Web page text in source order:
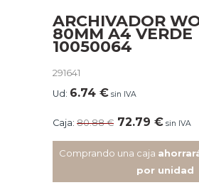
ARCHIVADOR
80MM A4 VERDE
10050064
291641
Ud: 6.74 € sin IVA
Caja: 80.88€ 72.79 € sin IVA
Comprando una caja
por unidad